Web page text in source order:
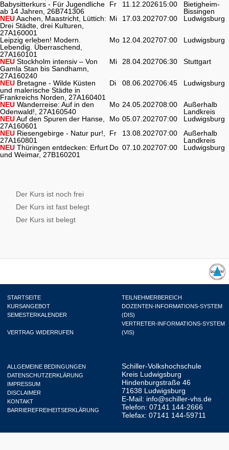
Babysitterkurs - Für Jugendliche
ab 14 Jahren, 26B741306
Fr 11.12.202615:00
Bietigheim-
Bissingen
NEUAachen, Maastricht, Lüttich:
Drei Städte, drei Kulturen,
27A160001
Mi 17.03.202707:00 Ludwigsburg
Leipzig erleben! Modern.
Lebendig. Überraschend,
27A160101
Mo 12.04.202707:00 Ludwigsburg
NEU Stockholm intensiv – Von
Gamla Stan bis Sandhamn,
27A160240
Mi 28.04.202706:30 Stuttgart
NEU Bretagne - Wilde Küsten
und malerische Städte in
Frankreichs Norden, 27A160401
Di 08.06.202706:45 Ludwigsburg
NEU Wanderreise: Auf in den
Odenwald!, 27A160540
Mo 24.05.202708:00
Außerhalb
Landkreis
NEUAuf den Spuren der Hanse,
27A160601
Mo 05.07.202707:00
Ludwigsburg
NEU Riesengebirge - Natur pur!,
27A160801
Fr 13.08.202707:00
Außerhalb
Landkreis
NEU Thüringen entdecken: Erfurt
und Weimar, 27B160201
Do 07.10.202707:00 Ludwigsburg
Der Kurs ist noch frei
Der Kurs ist fast belegt
Der Kurs ist belegt
STARTSEITE
KURSANGEBOT
SEMESTERKALENDER
VERTRAG WIDERRUFEN
TEILNEHMERBEREICH
DOZENTEN-INFORMATIONS-SYSTEM
(DIS)
VERTRETER-INFORMATIONS-SYSTEM
(VIS)
ALLGEMEINE BEDINGUNGEN
DATENSCHUTZERKLÄRUNG
IMPRESSUM
DISCLAIMER
KONTAKT
BARRIEREFREIHEITSERKLÄRUNG
Schiller-Volkshochschule
Kreis Ludwigsburg
Hindenburgstraße 46
71638 Ludwigsburg
E-Mail: info@schiller-vhs.de
Telefon: 07141 144-2666
Telefax: 07141 144-59711